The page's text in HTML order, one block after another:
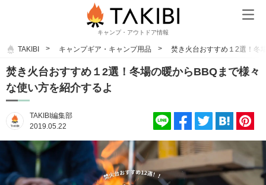
キャンプ・アウトドア情報
TAKIBI キャンプギア・キャンプ用品 焚き火台おすすめ１2選！冬
焚き火台おすすめ１2選！冬場の暖からBBQまで様々
な使い方を紹介するよ
TAKIBI編集部
2019.05.22